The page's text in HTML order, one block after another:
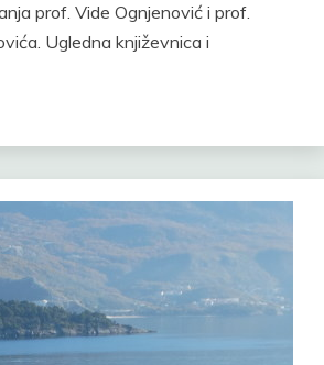
prof. Vide Ognjenović i prof.
Ugledna književnica i